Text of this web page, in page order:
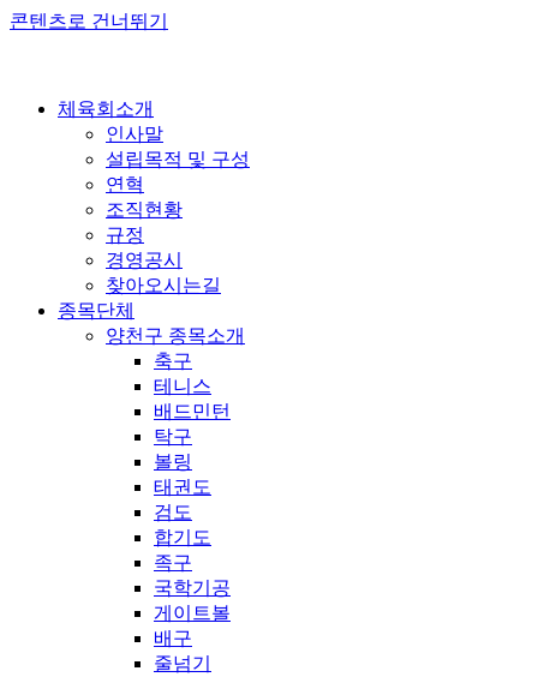
콘텐츠로 건너뛰기
체육회소개
인사말
설립목적 및 구성
연혁
조직현황
규정
경영공시
찾아오시는길
종목단체
양천구 종목소개
축구
테니스
배드민턴
탁구
볼링
태권도
검도
합기도
족구
국학기공
게이트볼
배구
줄넘기